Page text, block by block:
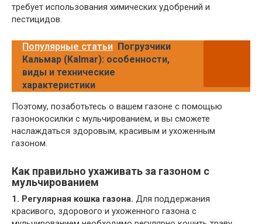
требует использования химических удобрений и
пестицидов.
Популярные статьи Погрузчики
Кальмар (Kalmar): особенности,
виды и технические
характеристики
Поэтому, позаботьтесь о вашем газоне с помощью
газонокосилки с мульчированием, и вы сможете
наслаждаться здоровым, красивым и ухоженным
газоном.
Как правильно ухаживать за газоном с
мульчированием
1. Регулярная кошка газона. Для поддержания
красивого, здорового и ухоженного газона с